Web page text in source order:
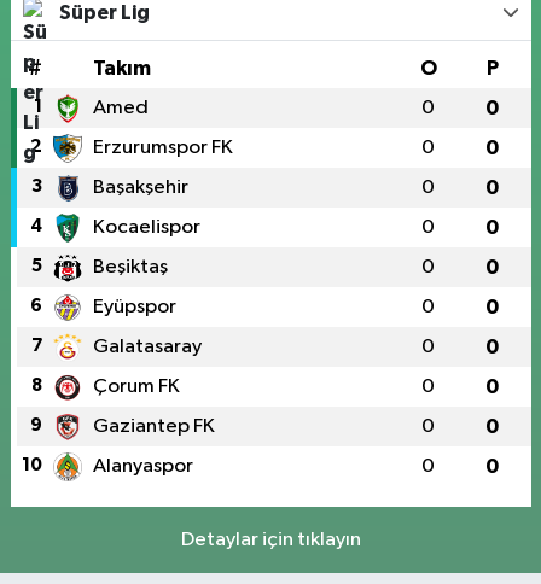
Süper Lig
# Takım O P
1 Amed 0 0
2 Erzurumspor FK 0 0
3 Başakşehir 0 0
4 Kocaelispor 0 0
5 Beşiktaş 0 0
6 Eyüpspor 0 0
7 Galatasaray 0 0
8 Çorum FK 0 0
9 Gaziantep FK 0 0
10 Alanyaspor 0 0
Detaylar için tıklayın